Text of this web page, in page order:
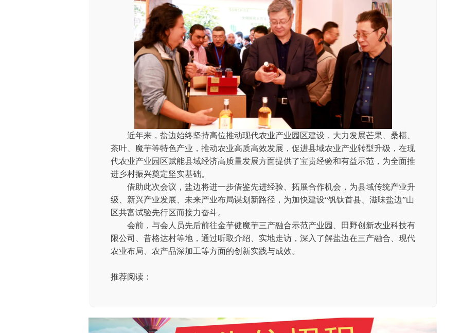
近年来，盐边始终坚持高位推动现代农业产业园区建设，大力发展芒果、桑椹、
茶叶、魔芋等特色产业，推动农业高质高效发展，促进县域农业产业转型升级，在现
代农业产业园区赋能县域经济高质量发展方面提供了宝贵经验和有益示范，为全面推
进乡村振兴奠定坚实基础。
借助此次会议，盐边将进一步借鉴先进经验、拓展合作机会，为县域传统产业升
级、新兴产业发展、未来产业布局谋划新路径，为加快建设“钒钛首县、滋味盐边”山
区共富试验先行区而接力奋斗。
会前，与会人员先后前往金芋健魔芋三产融合示范产业园、田野创新农业科技有
限公司、昔格达村等地，通过听取介绍、实地走访，深入了解盐边在三产融合、现代
农业布局、农产品深加工等方面的创新实践与成效。
推荐阅读：